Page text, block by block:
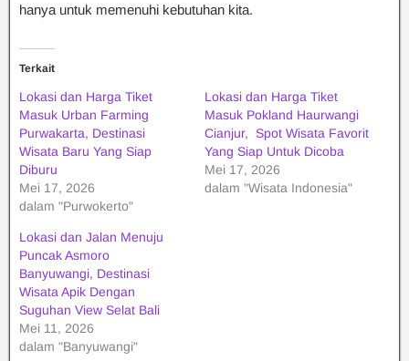
hanya untuk memenuhi kebutuhan kita.
Terkait
Lokasi dan Harga Tiket
Masuk Urban Farming
Purwakarta, Destinasi
Wisata Baru Yang Siap
Diburu
Mei 17, 2026
dalam "Purwokerto"
Lokasi dan Harga Tiket
Masuk Pokland Haurwangi
Cianjur, Spot Wisata Favorit
Yang Siap Untuk Dicoba
Mei 17, 2026
dalam "Wisata Indonesia"
Lokasi dan Jalan Menuju
Puncak Asmoro
Banyuwangi, Destinasi
Wisata Apik Dengan
Suguhan View Selat Bali
Mei 11, 2026
dalam "Banyuwangi"